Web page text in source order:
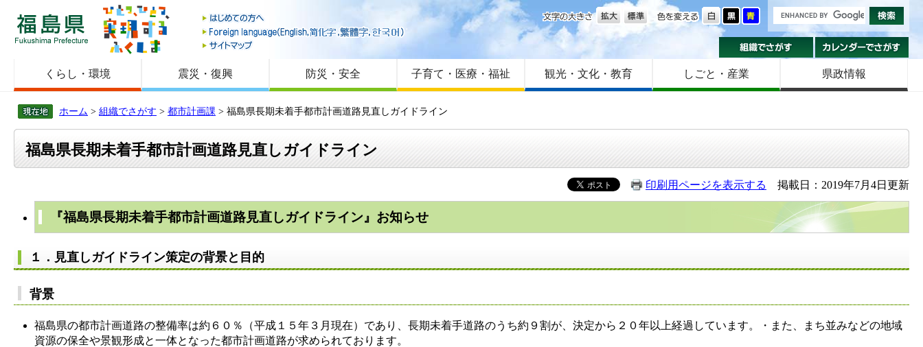
福島県
はじめての方へ
Foreign language
サイトマップ
色を変える
文字の大きさ
組織でさがす
くらし・環境 震災・復興 防災・安全 子育て・医療・福祉 観光・文化・教育 しごと・産業 県政情報
ホーム > 組織でさがす > 都市計画課 > 福島県長期未着手都市計画道路見直しガイドライン
福島県長期未着手都市計画道路見直しガイドライン
印刷用ページを表示する 掲載日：2019年7月4日更新
『福島県長期未着手都市計画道路見直しガイドライン』お知らせ
１．見直しガイドライン策定の背景と目的
背景
福島県の都市計画道路の整備率は約６０％（平成１５年３月現在）であり、長期未着手道路のうち約９割が、決定から２０年以上経過しています。・また、まち並みなどの地域
資源の保全や景観形成と一体となった都市計画道路が求められております。